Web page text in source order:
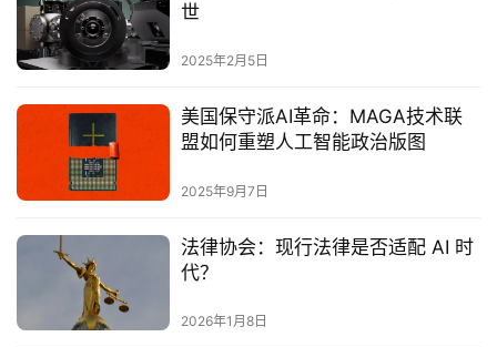
世
2025年2月5日
美国保守派AI革命：MAGA技术联
盟如何重塑人工智能政治版图‌
2025年9月7日
法律协会：现行法律是否适配 AI 时
代？
2026年1月8日